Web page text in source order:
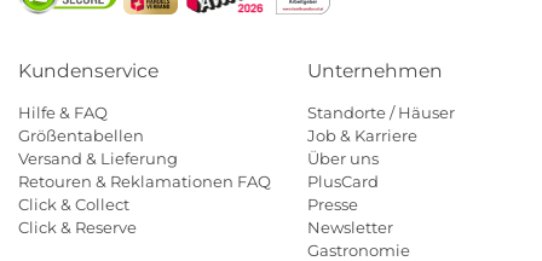
Kundenservice
Hilfe & FAQ
Größentabellen
Versand & Lieferung
Retouren & Reklamationen FAQ
Click & Collect
Click & Reserve
Unternehmen
Standorte / Häuser
Job & Karriere
Über uns
PlusCard
Presse
Newsletter
Gastronomie